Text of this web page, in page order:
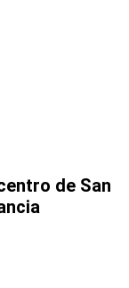
de San